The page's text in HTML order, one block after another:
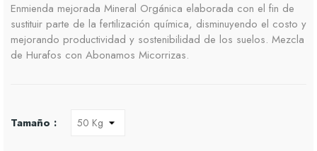
Enmienda mejorada Mineral Orgánica elaborada con el fin de
sustituir parte de la fertilización química, disminuyendo el costo y
mejorando productividad y sostenibilidad de los suelos. Mezcla
de Hurafos con Abonamos Micorrizas.
Tamaño :